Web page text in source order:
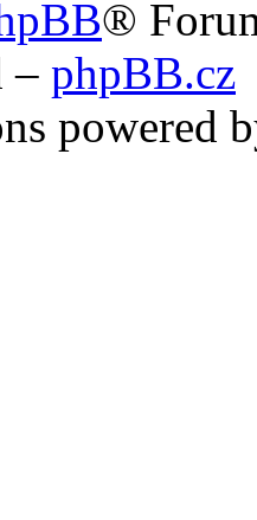
®
– phpBB.cz
powered